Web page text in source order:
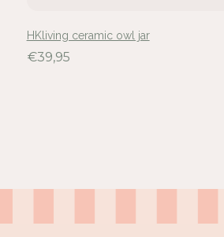
HKliving ceramic owl jar
€39,95